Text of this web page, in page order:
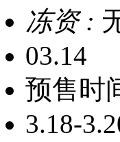
冻资 :
03.14
预售时
3.18-